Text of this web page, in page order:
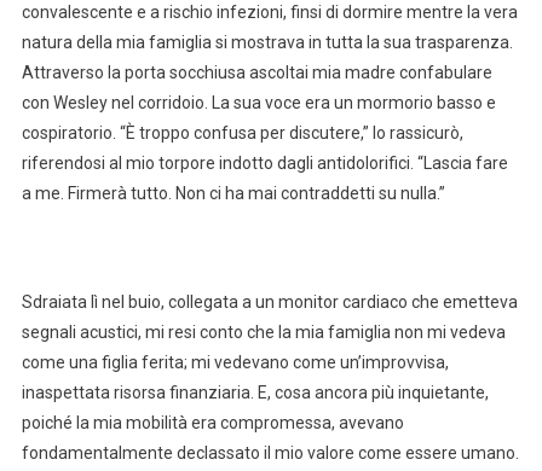
convalescente e a rischio infezioni, finsi di dormire mentre la vera
natura della mia famiglia si mostrava in tutta la sua trasparenza.
Attraverso la porta socchiusa ascoltai mia madre confabulare
con Wesley nel corridoio. La sua voce era un mormorio basso e
cospiratorio. “È troppo confusa per discutere,” lo rassicurò,
riferendosi al mio torpore indotto dagli antidolorifici. “Lascia fare
a me. Firmerà tutto. Non ci ha mai contraddetti su nulla.”
Sdraiata lì nel buio, collegata a un monitor cardiaco che emetteva
segnali acustici, mi resi conto che la mia famiglia non mi vedeva
come una figlia ferita; mi vedevano come un’improvvisa,
inaspettata risorsa finanziaria. E, cosa ancora più inquietante,
poiché la mia mobilità era compromessa, avevano
fondamentalmente declassato il mio valore come essere umano.